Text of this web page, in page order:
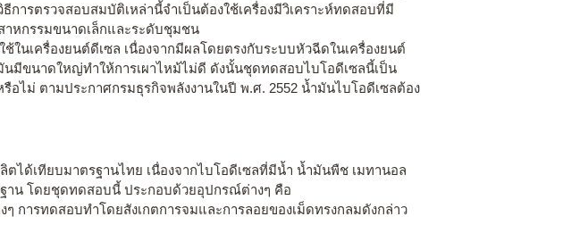
การตรวจสอบสมบัติเหล่านี้จำเป็นต้องใช้เครื่องมีวิเคราะห์ทดสอบที่มี
าหกรรมขนาดเล็กและระดับชุมชน
นเครื่องยนต์ดีเซล เนื่องจากมีผลโดยตรงกับระบบหัวฉีดในเครื่องยนต์
มีขนาดใหญ่ทำให้การเผาไหม้ไม่ดี ดังนั้นชุดทดสอบไบโอดีเซลนี้เป็น
ไม่ ตามประกาศกรมธุรกิจพลังงานในปี พ.ศ. 2552 น้ำมันไบโอดีเซลต้อง
ด้เทียบมาตรฐานไทย เนื่องจากไบโอดีเซลที่มีน้ำ น้ำมันพืช เมทานอล
าน โดยชุดทดสอบนี้ ประกอบด้วยอุปกรณ์ต่างๆ คือ
ารทดสอบทำโดยสังเกตการจมและการลอยของเม็ดทรงกลมดังกล่าว